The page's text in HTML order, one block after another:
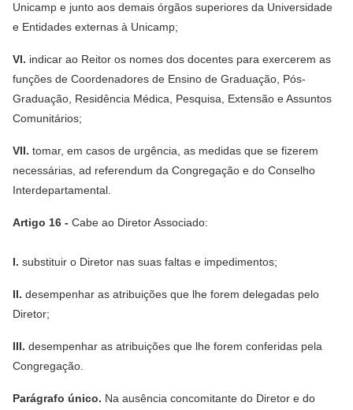
Unicamp e junto aos demais órgãos superiores da Universidade
e Entidades externas à Unicamp;
VI. indicar ao Reitor os nomes dos docentes para exercerem as
funções de Coordenadores de Ensino de Graduação, Pós-
Graduação, Residência Médica, Pesquisa, Extensão e Assuntos
Comunitários;
VII. tomar, em casos de urgência, as medidas que se fizerem
necessárias, ad referendum da Congregação e do Conselho
Interdepartamental.
Artigo 16 - Cabe ao Diretor Associado:
I. substituir o Diretor nas suas faltas e impedimentos;
II. desempenhar as atribuições que lhe forem delegadas pelo
Diretor;
III. desempenhar as atribuições que lhe forem conferidas pela
Congregação.
Parágrafo único. Na ausência concomitante do Diretor e do